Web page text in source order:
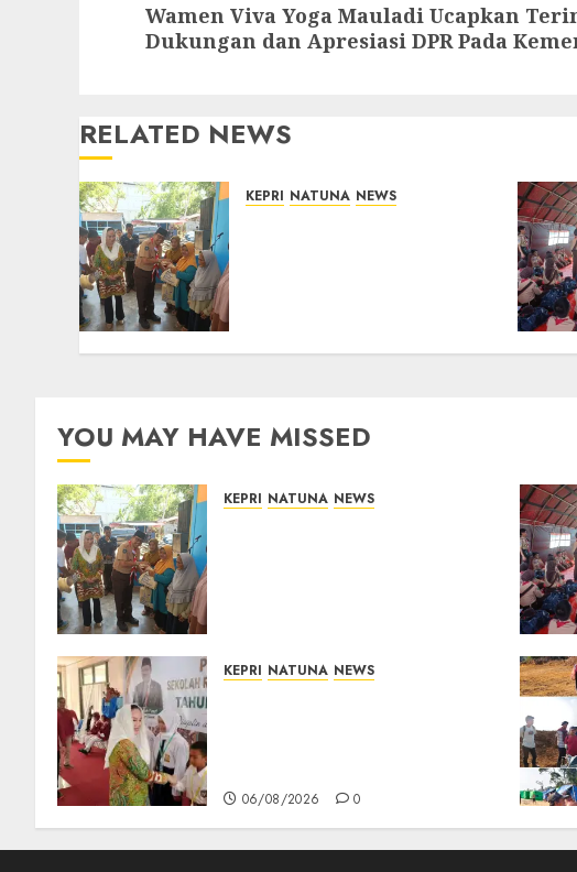
post:
Wamen Viva Yoga Mauladi Ucapkan
Dukungan dan Apresiasi DPR Pada
RELATED NEWS
KEPRI NATUNA NEWS
YOU MAY HAVE MISSED
KEPRI NATUNA NEWS
KEPRI NATUNA NEWS
06/08/2026 0